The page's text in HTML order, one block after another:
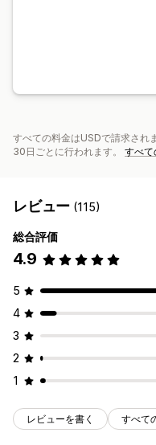
すべての料金はUSDで請求され
30日ごとに行われます。 すべて
レビュー (115)
総合評価
4.9
5
4
3
2
1
レビューを書く すべて